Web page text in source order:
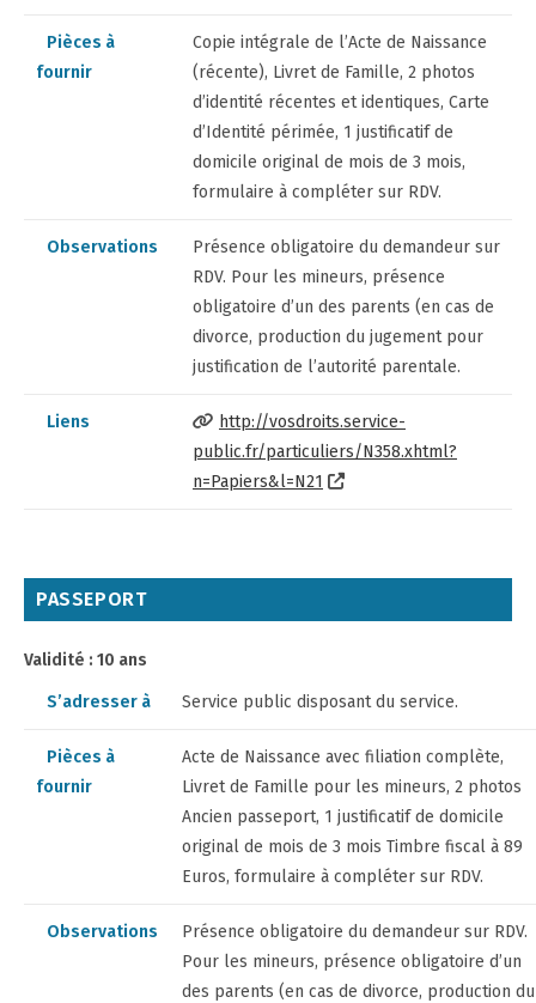
Pièces à
fournir
Copie intégrale de l’Acte de Naissance
(récente), Livret de Famille, 2 photos
d’identité récentes et identiques, Carte
d’Identité périmée, 1 justificatif de
domicile original de mois de 3 mois,
formulaire à compléter sur RDV.
Observations
Présence obligatoire du demandeur sur
RDV. Pour les mineurs, présence
obligatoire d’un des parents (en cas de
divorce, production du jugement pour
justification de l’autorité parentale.
Liens
http://vosdroits.service-
public.fr/particuliers/N358.xhtml?
n=Papiers&l=N21
PASSEPORT
Validité : 10 ans
S’adresser à Service public disposant du service.
Pièces à
fournir
Acte de Naissance avec filiation complète,
Livret de Famille pour les mineurs, 2 photos
Ancien passeport, 1 justificatif de domicile
original de mois de 3 mois Timbre fiscal à 89
Euros, formulaire à compléter sur RDV.
Observations
Présence obligatoire du demandeur sur RDV.
Pour les mineurs, présence obligatoire d’un
des parents (en cas de divorce, production du